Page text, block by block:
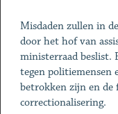
Misdaden zullen in
door het hof van
ministerraad beslist.
tegen politiemensen
betrokken zijn en de
correctionalisering.